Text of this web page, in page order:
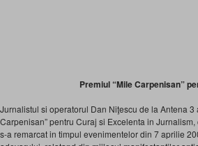
Premiul “Mile Carpenisan”
Jurnalistul si operatorul Dan Niţescu de la Antena
Carpenisan” pentru Curaj si Excelenta in
s-a remarcat in timpul evenimentelor din 7 aprilie